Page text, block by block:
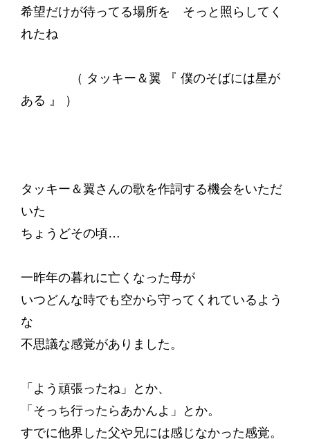
希望だけが待ってる場所を そっと照らしてく
れたね
（ タッキー＆翼 『 僕のそばには星が
ある 』 ）
タッキー＆翼さんの歌を作詞する機会をいただ
いた
ちょうどその頃…
一昨年の暮れに亡くなった母が
いつどんな時でも空から守ってくれているよう
な
不思議な感覚がありました。
「よう頑張ったね」とか、
「そっち行ったらあかんよ」とか。
すでに他界した父や兄には感じなかった感覚。